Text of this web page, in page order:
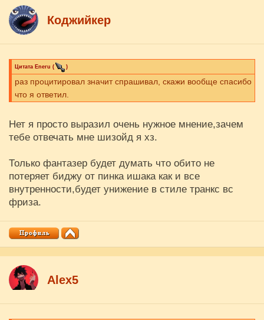
Коджийкер
Цитата Eneru ( )
раз процитировал значит спрашивал, скажи вообще спасибо
что я ответил.
Нет я просто выразил очень нужное мнение,зачем
тебе отвечать мне шизойд я хз.
Только фантазер будет думать что обито не
потеряет биджу от пинка ишака как и все
внутренности,будет унижение в стиле транкс вс
фриза.
Аlex5